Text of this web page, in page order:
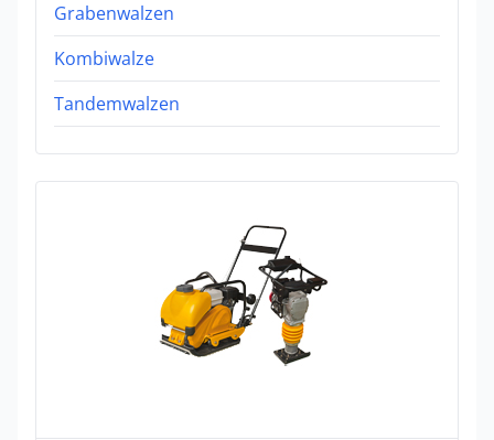
Grabenwalzen
Kombiwalze
Tandemwalzen